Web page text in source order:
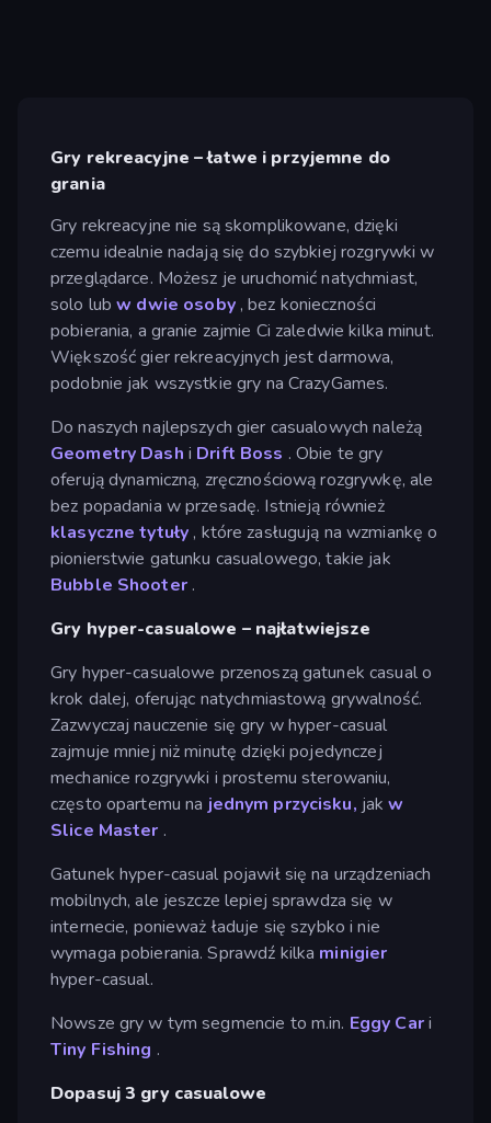
Gry rekreacyjne – łatwe i przyjemne do
grania
Gry rekreacyjne nie są skomplikowane, dzięki
czemu idealnie nadają się do szybkiej rozgrywki w
przeglądarce. Możesz je uruchomić natychmiast,
solo lubw dwie osoby, bez konieczności
pobierania, a granie zajmie Ci zaledwie kilka minut.
Większość gier rekreacyjnych jest darmowa,
podobnie jak wszystkie gry na CrazyGames.
Do naszych najlepszych gier casualowych należą
Geometry Dash i Drift Boss . Obie te gry
oferują dynamiczną, zręcznościową rozgrywkę, ale
bez popadania w przesadę. Istnieją również
klasyczne tytuły , które zasługują na wzmiankę o
pionierstwie gatunku casualowego, takie jak
Bubble Shooter.
Gry hyper-casualowe – najłatwiejsze
Gry hyper-casualowe przenoszą gatunek casual o
krok dalej, oferując natychmiastową grywalność.
Zazwyczaj nauczenie się gry w hyper-casual
zajmuje mniej niż minutę dzięki pojedynczej
mechanice rozgrywki i prostemu sterowaniu,
często opartemu na jednym przycisku, jakw
Slice Master .
Gatunek hyper-casual pojawił się na urządzeniach
mobilnych, ale jeszcze lepiej sprawdza się w
internecie, ponieważ ładuje się szybko i nie
wymaga pobierania. Sprawdź kilka minigier
hyper-casual.
Nowsze gry w tym segmencie to m.in. Eggy Cari
Tiny Fishing .
Dopasuj 3 gry casualowe